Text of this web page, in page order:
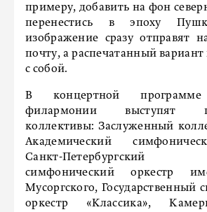
примеру, добавить на фон
перенестись в эпоху
изображение сразу отправят
почту, а распечатанный
с собой.
В концертной
филармонии выступят
коллективы: Заслуженный
Академический
Санкт-Петербургский
симфонический оркестр
Мусоргского, Государственный
оркестр «Классика»,